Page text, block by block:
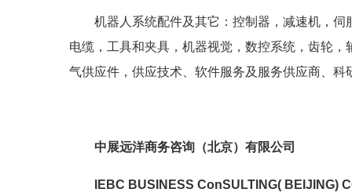
机器人系统配件及其它：控制器，减速机，
电缆，工具和夹具，机器视觉，数控系统，齿轮
气供应件，供应技术、软件服务及服务供应商、科
中展远洋商务咨询（北京）有限公司
IEBC BUSINESS ConSULTING( BEIJING)